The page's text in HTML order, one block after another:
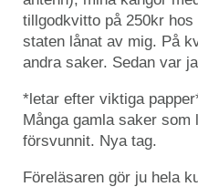
tillgodkvitto på 250kr
staten lånat av mig. På
andra saker. Sedan var
*letar efter viktiga
Många gamla saker som
försvunnit. Nya tag.
Föreläsaren gör ju hela